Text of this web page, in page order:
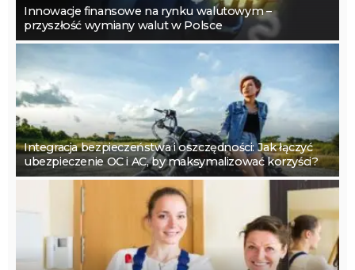
Innowacje finansowe na rynku walutowym –
przyszłość wymiany walut w Polsce
Integracja bezpieczeństwa i oszczędności: Jak łączyć
ubezpieczenie OC i AC, by maksymalizować korzyści?